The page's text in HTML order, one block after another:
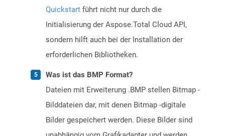
Quickstart führt nicht nur durch die
Initialisierung der Aspose.Total Cloud API,
sondern hilft auch bei der Installation der
erforderlichen Bibliotheken.
Was ist das BMP Format?
Dateien mit Erweiterung .BMP stellen Bitmap -
Bilddateien dar, mit denen Bitmap -digitale
Bilder gespeichert werden. Diese Bilder sind